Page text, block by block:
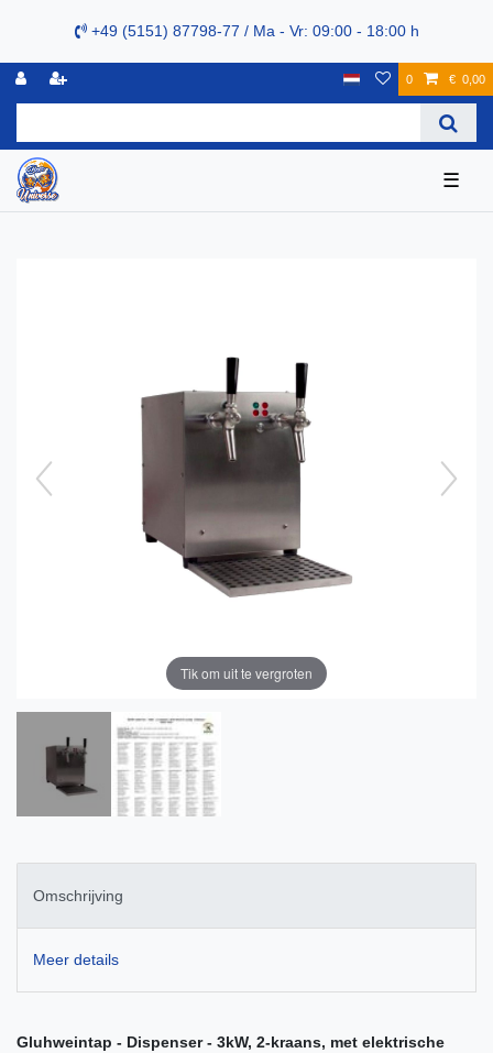
+49 (5151) 87798-77 / Ma - Vr: 09:00 - 18:00 h
0 € 0,00
☰
Tik om uit te vergroten
Omschrijving
Meer details
Gluhweintap - Dispenser - 3kW, 2-kraans, met elektrische